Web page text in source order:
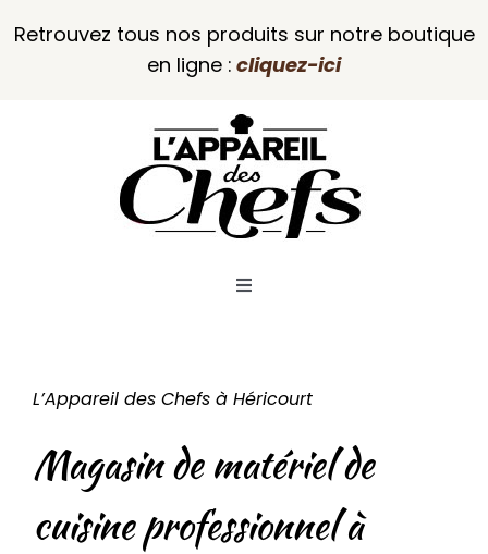
auRetrouvez tous nos produits sur notre boutique
en ligne : cliquez-ici
Toggle
Venir en boutique
L’Appareil des Chefs à Héricourt
Magasin de matériel de
cuisine professionnel à